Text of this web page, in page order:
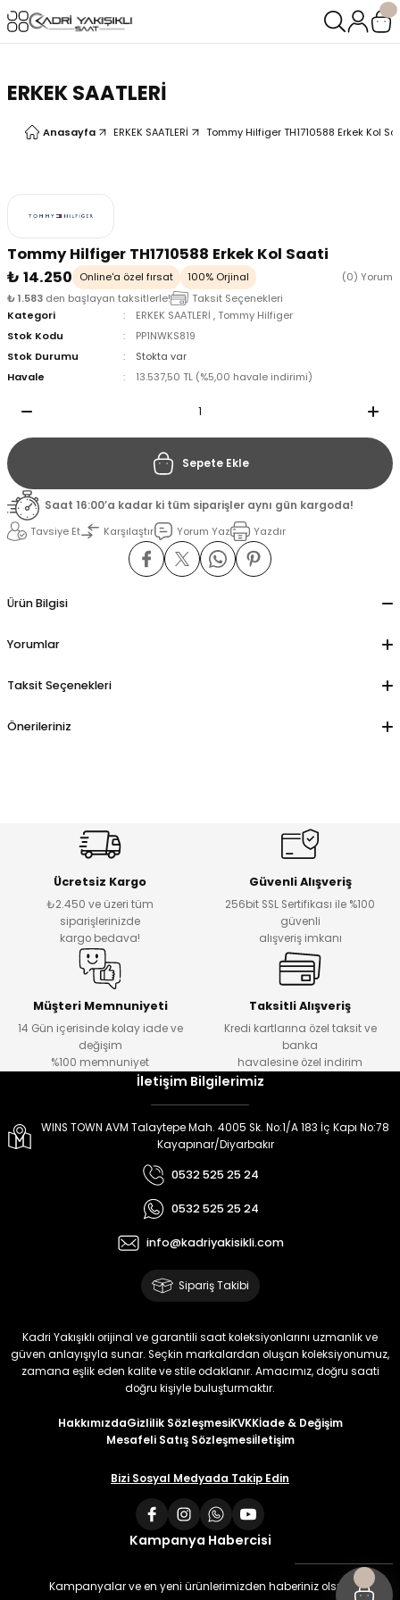
ERKEK SAATLERİ
Anasayfa ERKEK SAATLERİ Tommy Hilfiger TH1710588 Erkek Kol
Tommy Hilfiger TH1710588 Erkek Kol Saati
₺ 14.250
Online'a özel fırsat 100% Orjinal
(0) Yorum
₺ 1.583 den başlayan taksitlerle!
Taksit Seçenekleri
Kategori
ERKEK SAATLERİ ,Tommy Hilfiger
Stok Kodu
PP1NWKS819
Stok Durumu
Stokta var
Havale
13.537,50 TL (%5,00 havale indirimi)
Sepete Ekle
Saat 16:00’a kadar ki tüm siparişler aynı gün kargoda!
Tavsiye Et
Karşılaştır Yorum Yaz Yazdır
Ürün Bilgisi
Yorumlar
Taksit Seçenekleri
Önerileriniz
Ücretsiz Kargo
₺2.450 ve üzeri tüm
siparişlerinizde
kargo bedava!
Güvenli Alışveriş
256bit SSL Sertifikası ile %100
güvenli
alışveriş imkanı
Müşteri Memnuniyeti
14 Gün içerisinde kolay iade ve
değişim
%100 memnuniyet
Taksitli Alışveriş
Kredi kartlarına özel taksit ve
banka
havalesine özel indirim
İletişim Bilgilerimiz
WINS TOWN AVM Talaytepe Mah. 4005 Sk. No:1/A 183 İç Kapı No:78
Kayapınar/Diyarbakır
0532 525 25 24
0532 525 25 24
info@kadriyakisikli.com
Sipariş Takibi
Kadri Yakışıklı orijinal ve garantili saat koleksiyonlarını uzmanlık ve
güven anlayışıyla sunar. Seçkin markalardan oluşan koleksiyonumuz,
zamana eşlik eden kalite ve stile odaklanır. Amacımız, doğru saati
doğru kişiyle buluşturmaktır.
HakkımızdaGizlilik SözleşmesiKVKKİade & Değişim
Mesafeli Satış Sözleşmesiİletişim
Bizi Sosyal Medyada Takip Edin
Kampanya Habercisi
Kampanyalar ve en yeni ürünlerimizden haberiniz olsun
Geri Dön
Geri Dön